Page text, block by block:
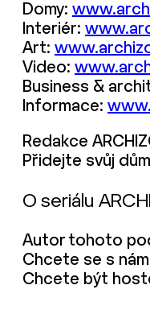
Domy:
Interiér:
Art:
Video:
Business &
Informace:
Redakce
Přidejte svůj
O seriálu
Autor tohoto
Chcete se s
Chcete být